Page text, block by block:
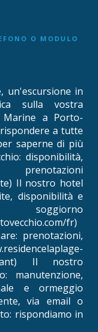
O MODULO
un'escursione in
sulla vostra
Marine a Porto-
a tutte
saperne di più
disponibilità,
Il nostro hotel
disponibilità e
fr)
prenotazioni,
Il nostro
manutenzione,
e ormeggio
via email o
rispondiamo in